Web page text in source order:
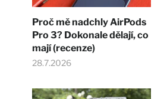
Proč mě nadchly AirPods
Pro 3? Dokonale dělají, co
mají (recenze)
28.7.2026